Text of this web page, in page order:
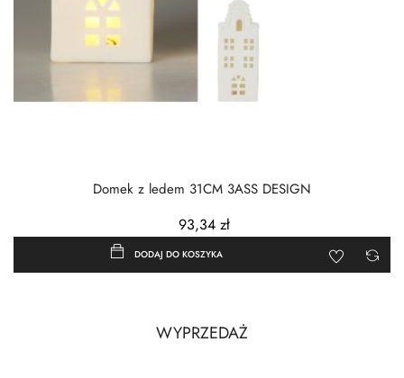
Domek z ledem 31CM 3ASS DESIGN
93,34 zł
DODAJ DO KOSZYKA
WYPRZEDAŻ